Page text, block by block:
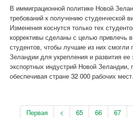
В иммиграционной политике Новой
требований к получению студенческой
Изменения коснутся только тех
коррективы сделаны с целью
студентов, чтобы лучшие из них смогли
Зеландии для укрепления и развития
экспортных индустрий Новой
обеспечивая стране 32 000 рабочих мест.
Первая < 65 66 67